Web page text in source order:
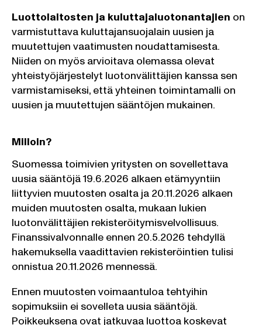
Luottolaitosten ja kuluttajaluotonantajien on
varmistuttava kuluttajansuojalain uusien ja
muutettujen vaatimusten noudattamisesta.
Niiden on myös arvioitava olemassa olevat
yhteistyöjärjestelyt luotonvälittäjien kanssa sen
varmistamiseksi, että yhteinen toimintamalli on
uusien ja muutettujen sääntöjen mukainen.
Milloin?
Suomessa toimivien yritysten on sovellettava
uusia sääntöjä 19.6.2026 alkaen etämyyntiin
liittyvien muutosten osalta ja 20.11.2026 alkaen
muiden muutosten osalta, mukaan lukien
luotonvälittäjien rekisteröitymisvelvollisuus.
Finanssivalvonnalle ennen 20.5.2026 tehdyllä
hakemuksella vaadittavien rekisteröintien tulisi
onnistua 20.11.2026 mennessä.
Ennen muutosten voimaantuloa tehtyihin
sopimuksiin ei sovelleta uusia sääntöjä.
Poikkeuksena ovat jatkuvaa luottoa koskevat